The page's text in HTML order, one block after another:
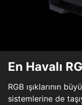
En Havalı
RGB ışıklarının
sistemlerine de